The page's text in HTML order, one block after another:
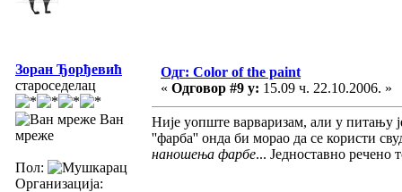
Зоран Ђорђевић
староседелац
Ван
мреже
Пол:
Организација:
Одг: Color of the paint
« Одговор #9 у: 15.09 ч. 22.10.2006. »
Није уопште варваризам, али у питању
''фарба'' онда би морао да се користи
наношења фарбе... Једноставно речено